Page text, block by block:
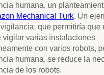
humana, un
Mechanical Turk. Un
que permitiría que
vigilar varias instalaciones
con varios robots,
humana, se reduce la
de los robots.